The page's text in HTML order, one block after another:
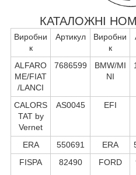
КАТАЛОЖНІ
Виробни
к
Артикул
Виробни
к
ALFARO
ME/FIAT
/LANCI
7686599
BMW/MI
NI
CALORS
TAT by
Vernet
AS0045 EFI
ERA 550691 ERA
FISPA
82490 FORD